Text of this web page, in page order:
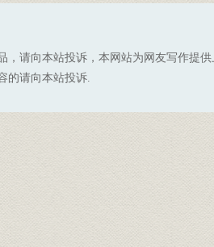
请向本站投诉，本网站为网友写作提
的请向本站投诉.